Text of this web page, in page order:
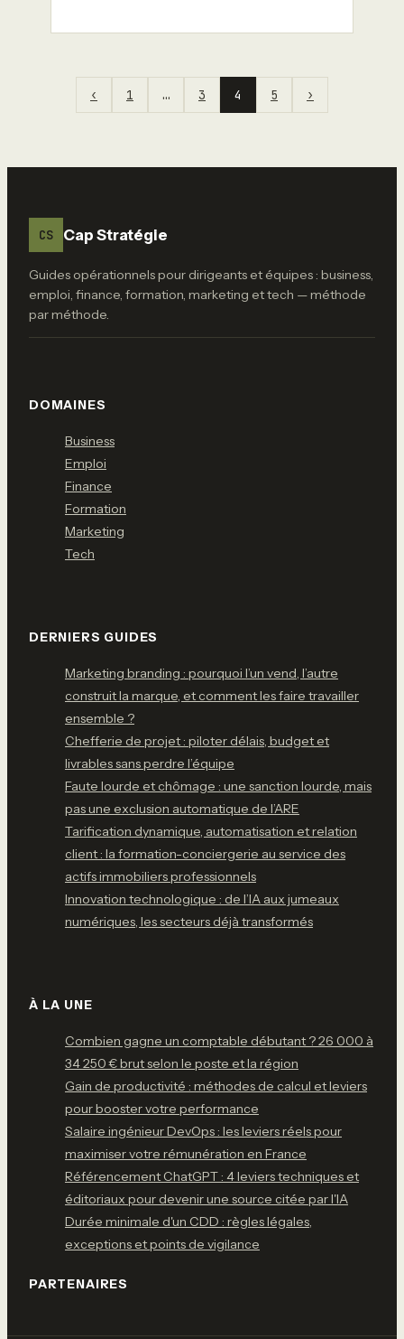
‹ 1 … 3 4 5 ›
CS Cap Stratégie
Guides opérationnels pour dirigeants et équipes : business,
emploi, finance, formation, marketing et tech — méthode
par méthode.
DOMAINES
Business
Emploi
Finance
Formation
Marketing
Tech
DERNIERS GUIDES
Marketing branding : pourquoi l’un vend, l’autre
construit la marque, et comment les faire travailler
ensemble ?
Chefferie de projet : piloter délais, budget et
livrables sans perdre l’équipe
Faute lourde et chômage : une sanction lourde, mais
pas une exclusion automatique de l’ARE
Tarification dynamique, automatisation et relation
client : la formation-conciergerie au service des
actifs immobiliers professionnels
Innovation technologique : de l’IA aux jumeaux
numériques, les secteurs déjà transformés
À LA UNE
Combien gagne un comptable débutant ? 26 000 à
34 250 € brut selon le poste et la région
Gain de productivité : méthodes de calcul et leviers
pour booster votre performance
Salaire ingénieur DevOps : les leviers réels pour
maximiser votre rémunération en France
Référencement ChatGPT : 4 leviers techniques et
éditoriaux pour devenir une source citée par l'IA
Durée minimale d'un CDD : règles légales,
exceptions et points de vigilance
PARTENAIRES